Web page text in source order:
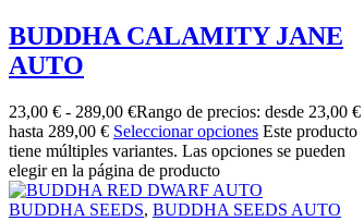
BUDDHA CALAMITY JANE
AUTO
23,00 € - 289,00 €Rango de precios: desde 23,00 €
hasta 289,00 € Seleccionar opciones Este producto
tiene múltiples variantes. Las opciones se pueden
elegir en la página de producto
BUDDHA SEEDS, BUDDHA SEEDS AUTO